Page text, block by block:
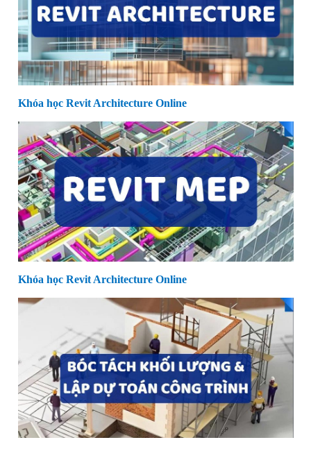
Khóa học Revit Architecture Online
Khóa học Revit Architecture Online